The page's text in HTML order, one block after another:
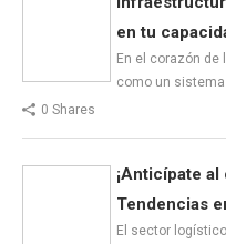
en tu
En el corazón de
como un sistema
0 Shares
¡Anticípate
Tendencias
El sector